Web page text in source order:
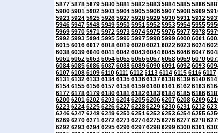
5877 5878 5879 5880 5881 5882 5883 5884 5885 5886
5900 5901 5902 5903 5904 5905 5906 5907 5908 5909
5923 5924 5925 5926 5927 5928 5929 5930 5931 5932
5946 5947 5948 5949 5950 5951 5952 5953 5954 5955
5969 5970 5971 5972 5973 5974 5975 5976 5977 5978
5992 5993 5994 5995 5996 5997 5998 5999 6000 6001
6015 6016 6017 6018 6019 6020 6021 6022 6023 6024
6038 6039 6040 6041 6042 6043 6044 6045 6046 6047
6061 6062 6063 6064 6065 6066 6067 6068 6069 6070
6084 6085 6086 6087 6088 6089 6090 6091 6092 6093
6107 6108 6109 6110 6111 6112 6113 6114 6115 6116 6117
6131 6132 6133 6134 6135 6136 6137 6138 6139 6140
6154 6155 6156 6157 6158 6159 6160 6161 6162 6163
6177 6178 6179 6180 6181 6182 6183 6184 6185 6186
6200 6201 6202 6203 6204 6205 6206 6207 6208 6209
6223 6224 6225 6226 6227 6228 6229 6230 6231 6232
6246 6247 6248 6249 6250 6251 6252 6253 6254 6255
6269 6270 6271 6272 6273 6274 6275 6276 6277 6278
6292 6293 6294 6295 6296 6297 6298 6299 6300 6301